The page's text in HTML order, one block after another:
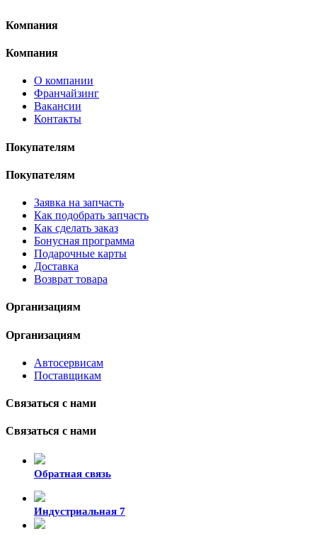
Компания
Компания
О компании
Франчайзинг
Вакансии
Контакты
Покупателям
Покупателям
Заявка на запчасть
Как подобрать запчасть
Как сделать заказ
Бонусная программа
Подарочные карты
Доставка
Возврат товара
Организациям
Организациям
Автосервисам
Поставщикам
Связаться с нами
Связаться с нами
Обратная связь
Индустриальная 7